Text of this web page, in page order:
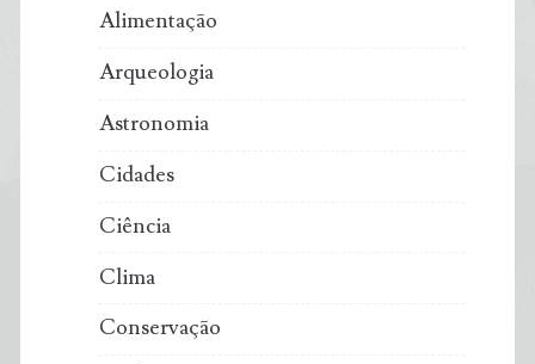
Alimentação
Arqueologia
Astronomia
Cidades
Ciência
Clima
Conservação